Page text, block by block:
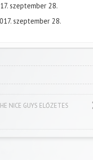
szeptember 28.
szeptember 28.
NICE GUYS ELŐZETES